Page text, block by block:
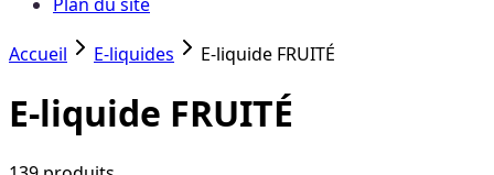
Accueil E-liquides E-liquide FRUITÉ
E-liquide FRUITÉ